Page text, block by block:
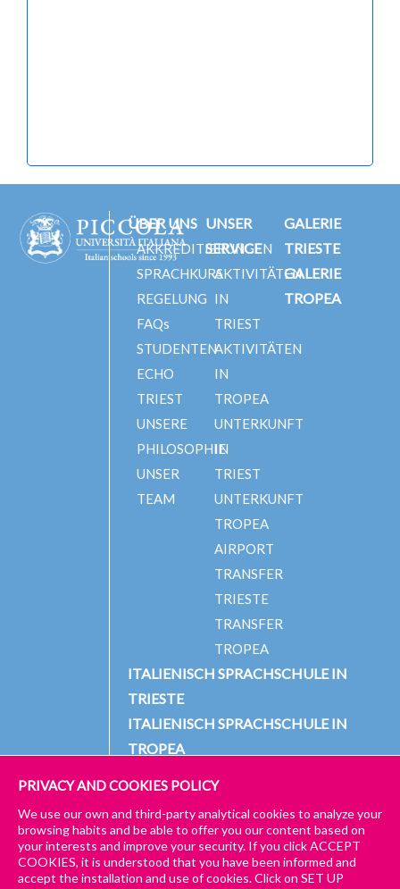
ÜBER UNS
AKKREDITIERUNGEN
SPRACHKURS
REGELUNG
FAQs
STUDENTEN
ECHO
TRIEST
UNSERE
PHILOSOPHIE
UNSER
TEAM
UNSER
SERVICE
AKTIVITÄTEN
IN
TRIEST
AKTIVITÄTEN
IN
TROPEA
UNTERKUNFT
IN
TRIEST
UNTERKUNFT
TROPEA
AIRPORT
TRANSFER
TRIESTE
TRANSFER
TROPEA
GALERIE
TRIESTE
GALERIE
TROPEA
ITALIENISCH SPRACHSCHULE IN
TRIESTE
ITALIENISCH SPRACHSCHULE IN
TROPEA
© 2024 PICCOLA UNIVERSITÀ ITALIANA IMPRESSUM
ALLGEMEINE GESCHÄFTS- UND DATENSCHUTZBESTIMMUNGEN
ALLGEMEINE GESCHÄFTSBEDINGUNGEN – TRIESTE & TROPEA
PRIVACY AND COOKIES POLICY
We use our own and third-party analytical cookies to analyze your
browsing habits and be able to offer you our content based on
your interests and improve your security. If you click ACCEPT
COOKIES, it is understood that you have been informed and
accept the installation and use of cookies. Click on SET UP